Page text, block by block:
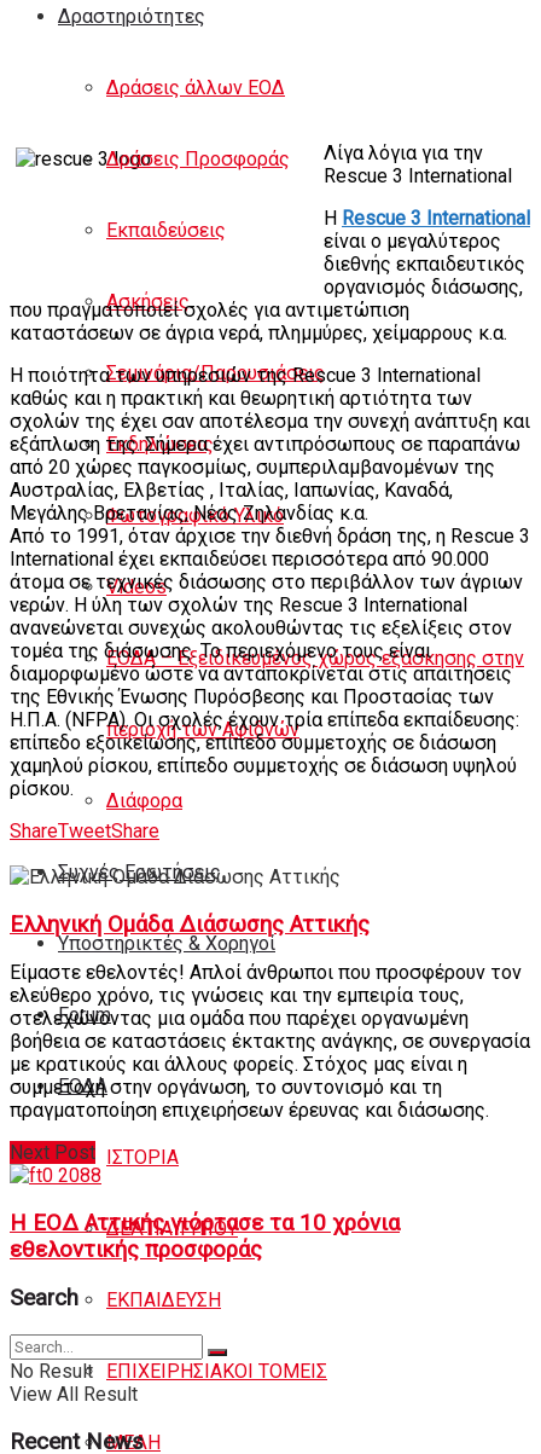
Δραστηριότητες
Δράσεις άλλων ΕΟΔ
Δράσεις Προσφοράς
Εκπαιδεύσεις
Ασκήσεις
Σεμινάρια/Παρουσιάσεις
Εκδηλώσεις
Φωτογραφικό Υλικό
Videos
ΕΟΔΑ – Εξειδικευμένος χώρος εξάσκησης στην
περιοχή των Αφιδνών
Διάφορα
Συχνές Ερωτήσεις
Υποστηρικτές & Χορηγοί
Forum
ΕΟΔA
ΙΣΤΟΡΙΑ
ΔΕΛΤΙΑ ΤΥΠΟΥ
ΕΚΠΑΙΔΕΥΣΗ
ΕΠΙΧΕΙΡΗΣΙΑΚΟΙ ΤΟΜΕΙΣ
ΜΕΛΗ
Λίγα λόγια για την
Rescue 3 International
Η Rescue 3 International
είναι ο μεγαλύτερος
διεθνής εκπαιδευτικός
οργανισμός διάσωσης,
που πραγματοποιεί σχολές για αντιμετώπιση
καταστάσεων σε άγρια νερά, πλημμύρες, χείμαρρους κ.α.
Η ποιότητα των υπηρεσιών της Rescue 3 International
καθώς και η πρακτική και θεωρητική αρτιότητα των
σχολών της έχει σαν αποτέλεσμα την συνεχή ανάπτυξη και
εξάπλωση της. Σήμερα έχει αντιπρόσωπους σε παραπάνω
από 20 χώρες παγκοσμίως, συμπεριλαμβανομένων της
Αυστραλίας, Ελβετίας , Ιταλίας, Ιαπωνίας, Καναδά,
Μεγάλης Βρετανίας, Νέας Ζηλανδίας κ.α.
Από το 1991, όταν άρχισε την διεθνή δράση της, η Rescue 3
International έχει εκπαιδεύσει περισσότερα από 90.000
άτομα σε τεχνικές διάσωσης στο περιβάλλον των άγριων
νερών. Η ύλη των σχολών της Rescue 3 International
ανανεώνεται συνεχώς ακολουθώντας τις εξελίξεις στον
τομέα της διάσωσης. Το περιεχόμενο τους είναι
διαμορφωμένο ώστε να ανταποκρίνεται στις απαιτήσεις
της Εθνικής Ένωσης Πυρόσβεσης και Προστασίας των
Η.Π.Α. (NFPA). Οι σχολές έχουν τρία επίπεδα εκπαίδευσης:
επίπεδο εξοικείωσης, επίπεδο συμμετοχής σε διάσωση
χαμηλού ρίσκου, επίπεδο συμμετοχής σε διάσωση υψηλού
ρίσκου.
ShareTweetShare
Ελληνική Ομάδα Διάσωσης Αττικής
Είμαστε εθελοντές! Απλοί άνθρωποι που προσφέρουν τον
ελεύθερο χρόνο, τις γνώσεις και την εμπειρία τους,
στελεχώνοντας μια ομάδα που παρέχει οργανωμένη
βοήθεια σε καταστάσεις έκτακτης ανάγκης, σε συνεργασία
με κρατικούς και άλλους φορείς. Στόχος μας είναι η
συμμετοχή στην οργάνωση, το συντονισμό και τη
πραγματοποίηση επιχειρήσεων έρευνας και διάσωσης.
Next Post
Η ΕΟΔ Αττικής γιόρτασε τα 10 χρόνια
εθελοντικής προσφοράς
Search
No Result
View All Result
Recent News